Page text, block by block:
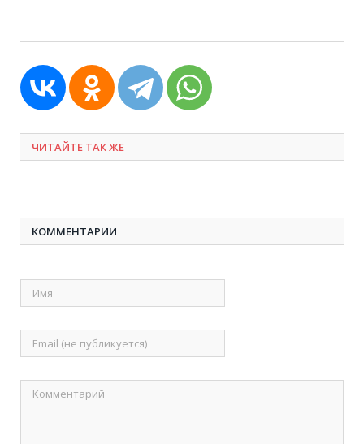
ЧИТАЙТЕ ТАК ЖЕ
КОММЕНТАРИИ